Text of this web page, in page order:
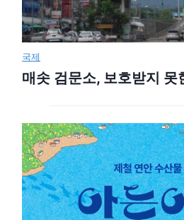
국제
매솟 검문소, 보호받지 못